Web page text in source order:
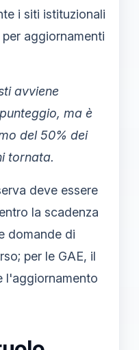
i siti istituzionali
aggiornamenti
avviene
ma è
del 50% dei
tornata.
deve essere
la scadenza
domande di
per le GAE, il
l'aggiornamento